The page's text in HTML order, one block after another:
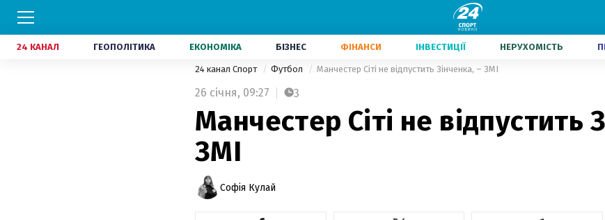
24 КАНАЛ ГЕОПОЛІТИКА ЕКОНОМІКА БІЗНЕС ФІНАНСИ ІНВЕСТИЦІЇ НЕРУХОМІСТЬ
24 канал Спорт Футбол Манчестер Сіті не відпустить Зінченка, – ЗМІ
26 січня, 09:27 3
Манчестер Сіті не відпустить
ЗМІ
Софія Кулай